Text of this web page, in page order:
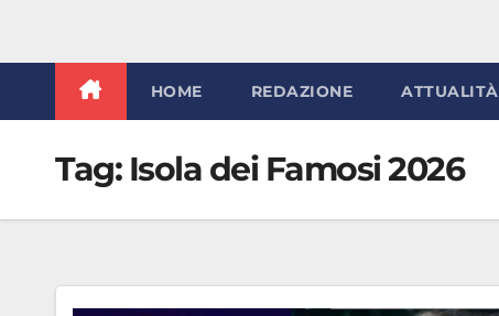
HOME REDAZIONE ATTUALITÀ
Tag: Isola dei Famosi 2026